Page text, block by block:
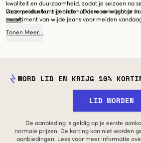
kwaliteit en duurzaamheid, zodat je seizoen na
voor meiden kunt genieten. Dus waar wacht je
assortiment van wijde jeans voor meiden
zeker van dat je iets zult vinden dat bij jouw
Deze producten zijn onder andere verkrijgbaar in
zwart.
Tonen Meer...
WORD LID EN KRIJG 10%
LID WORDEN
De aanbieding is geldig op je eerste
normale prijzen. De korting kan niet worden
aanbiedingen. Lees voor meer informatie